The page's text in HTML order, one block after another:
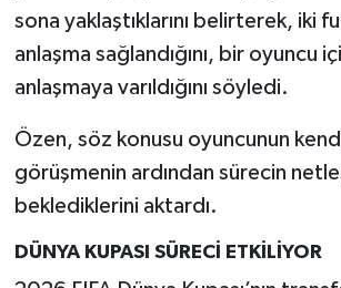
sona yaklaştıklarını belirterek, iki
anlaşma sağlandığını, bir oyuncu
anlaşmaya varıldığını söyledi.
Özen, söz konusu oyuncunun
görüşmenin ardından sürecin
beklediklerini aktardı.
DÜNYA KUPASI SÜRECİ ETKİLİYOR